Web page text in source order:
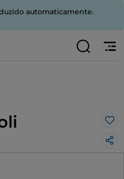
automaticamente.